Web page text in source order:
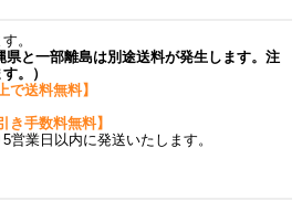
。
と一部離島は別途送料が発生します。注
。）
で送料無料】
き手数料無料】
営業日以内に発送いたします。